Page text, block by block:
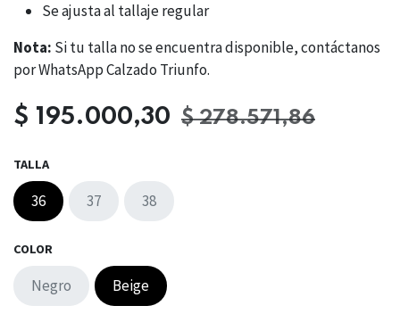
Se ajusta al tallaje regular
Nota: Si tu talla no se encuentra disponible, contáctanos
por WhatsApp Calzado Triunfo.
$ 195.000,30 $278.571,86
TALLA
36 37 38
COLOR
Negro Beige